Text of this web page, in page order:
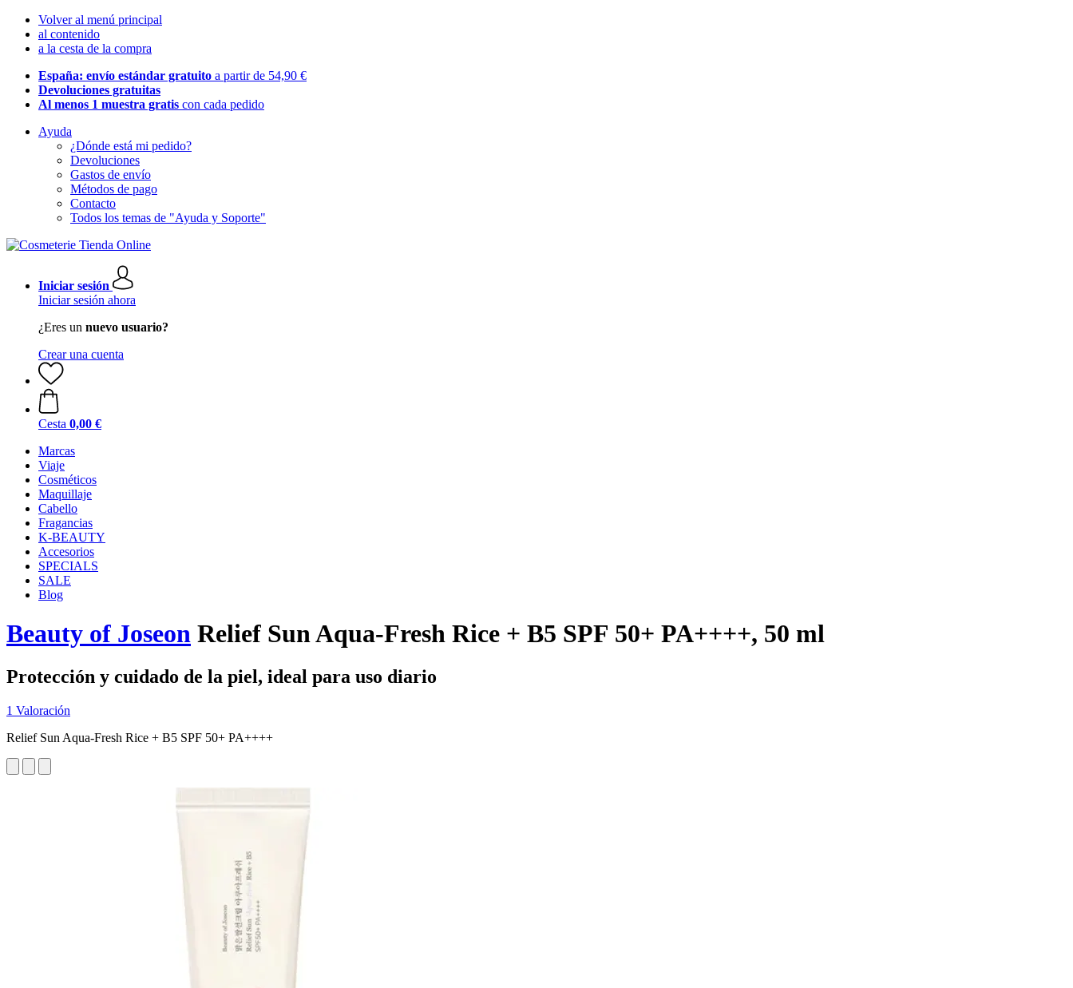
Volver al menú principal
al contenido
a la cesta de la compra
España: envío estándar gratuito a partir de 54,90 €
Devoluciones gratuitas
Al menos 1 muestra gratis con cada pedido
Ayuda
¿Dónde está mi pedido?
Devoluciones
Gastos de envío
Métodos de pago
Contacto
Todos los temas de "Ayuda y Soporte"
Iniciar sesión
Iniciar sesión ahora
¿Eres un nuevo usuario?
Crear una cuenta
Cesta 0,00 €
Marcas
Viaje
Cosméticos
Maquillaje
Cabello
Fragancias
K-BEAUTY
Accesorios
SPECIALS
SALE
Blog
Beauty of Joseon Relief Sun Aqua-Fresh Rice + B5 SPF 50+ PA++++, 50 ml
Protección y cuidado de la piel, ideal para uso diario
1 Valoración
Relief Sun Aqua-Fresh Rice + B5 SPF 50+ PA++++